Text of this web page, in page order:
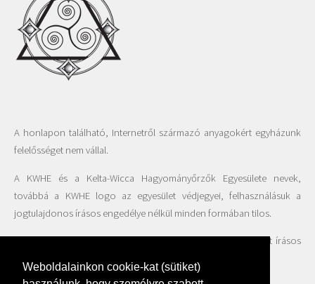
Weboldalainkon cookie-kat (sütiket)
A honlapon található, Internetről származó anyagokért egyházunk
felelősséget nem vállal.
A KWHE és a Kelta-Wicca Hagyományőrzők Egyesülete nevek,
továbbá a KWHE logo az egyesület védjegyei, felhasználásuk a
jogtulajdonos írásos engedélye nélkül minden formában tilos.
A honlapon található fotók felhasználása csak az Egyesület írásos